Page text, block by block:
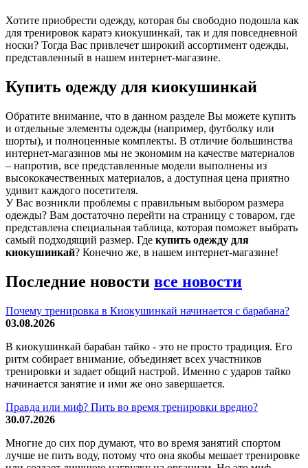
Хотите приобрести одежду, которая бы свободно подошла как
для тренировок каратэ киокушинкай, так и для повседневной
носки? Тогда Вас привлечет широкий ассортимент одежды,
представленный в нашем интернет-магазине.
Купить одежду для киокушинкай
Обратите внимание, что в данном разделе Вы можете купить
и отдельные элементы одежды (например, футболку или
шорты), и полноценные комплекты. В отличие большинства
интернет-магазинов мы не экономим на качестве материалов
– напротив, все представленные модели выполнены из
высококачественных материалов, а доступная цена приятно
удивит каждого посетителя.
У Вас возникли проблемы с правильным выбором размера
одежды? Вам достаточно перейти на страницу с товаром, где
представлена специальная таблица, которая поможет выбрать
самый подходящий размер. Где купить одежду для
киокушинкай? Конечно же, в нашем интернет-магазине!
Последние новости все новости
Почему тренировка в Киокушинкай начинается с барабана?
03.08.2026
В киокушинкай барабан тайко - это не просто традиция. Его
ритм собирает внимание, объединяет всех участников
тренировки и задает общий настрой. Именно с ударов тайко
начинается занятие и ими же оно завершается.
Правда или миф? Пить во время тренировки вредно?
30.07.2026
Многие до сих пор думают, что во время занятий спортом
лучше не пить воду, потому что она якобы мешает тренировке